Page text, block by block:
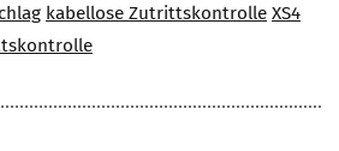
kabellose Zutrittskontrolle XS4